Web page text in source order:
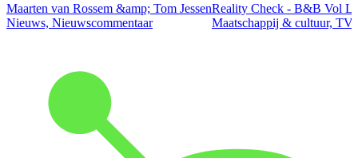
Maarten van Rossem &amp; Tom Jessen
Nieuws, Nieuwscommentaar
Reality Check - B&B Vol
Maatschappij & cultuur,